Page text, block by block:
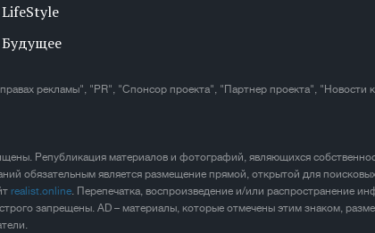
LifeStyle
Будущее
рекламы", "PR", "Спонсор проекта", "Партнер проекта", "Новости
Републикация материалов и фотографий, являющихся
обязательным является размещение прямой, открытой для
realist.online. Перепечатка, воспроизведение и/или распространение
запрещены. AD – материалы, которые отмечены этим знаком,